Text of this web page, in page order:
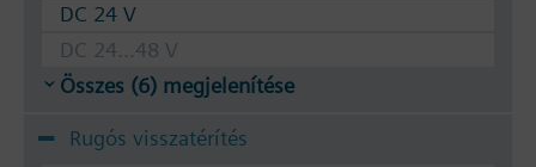
DC 24 V
DC 24...48 V
Összes (6) megjelenítése
Rugós visszatérítés